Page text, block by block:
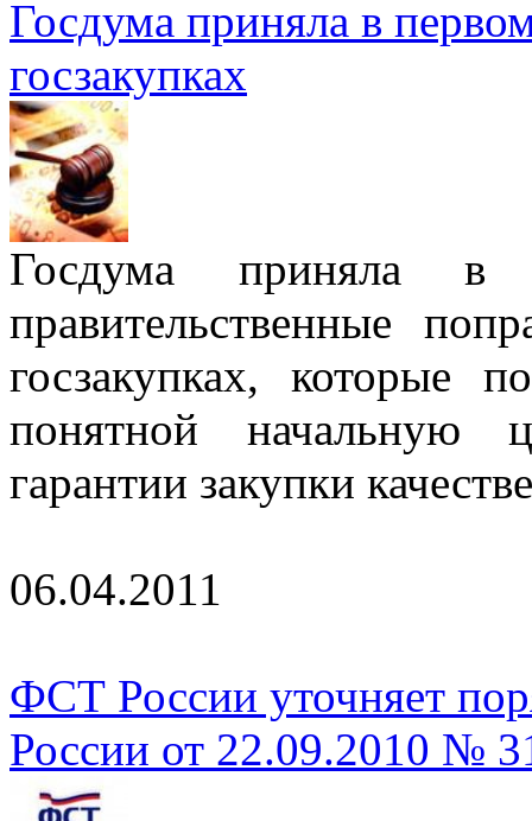
Госдума приняла в
госзакупках
Госдума приняла
правительственные
госзакупках, которые
понятной начальную
гарантии закупки
06.04.2011
ФСТ России уточняет
России от 22.09.2010 №